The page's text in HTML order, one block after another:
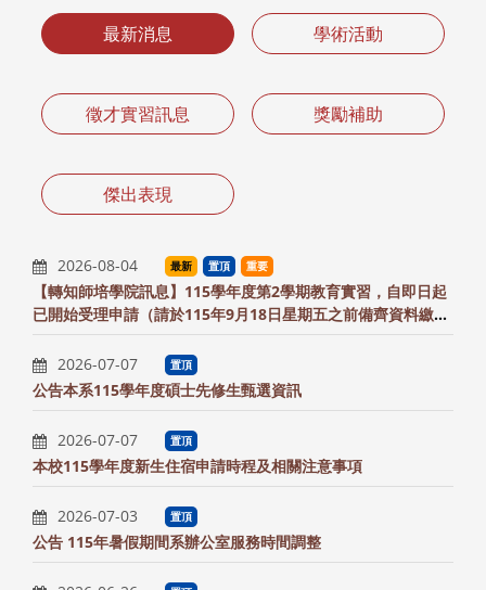
最新消息
2026-08-04 最新 置頂 重要
【轉知師培學院訊息】115學年度第2學期教育實習，自即日起
已開始受理申請（請於115年9月18日星期五之前備齊資料繳交
至系辦）
2026-07-07
置頂
公告本系115學年度碩士先修生甄選資訊
2026-07-07 置頂
本校115學年度新生住宿申請時程及相關注意事項
2026-07-03 置頂
公告 115年暑假期間系辦公室服務時間調整
學術活動
徵才實習訊息 獎勵補助
傑出表現